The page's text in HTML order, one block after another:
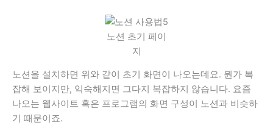
노션 초기 페이
지
노션을 설치하면 위와 같이 초기 화면이 나오는데요. 뭔가 복
잡해 보이지만, 익숙해지면 그다지 복잡하지 않습니다. 요즘
나오는 웹사이트 혹은 프로그램의 화면 구성이 노션과 비슷하
기 때문이죠.